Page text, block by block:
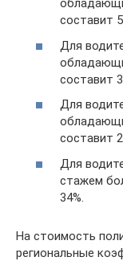
составит
Для
составит
Для
составит
Для
стажем
34%.
На стоимость
региональные